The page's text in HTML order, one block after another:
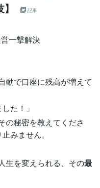
記事
一撃解決
動で口座に残高が増えて
た！」
の秘密を教えてくださ
みません。
生を変えられる、その最